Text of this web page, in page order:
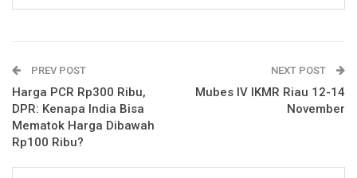
PREV POST
Harga PCR Rp300 Ribu,
DPR: Kenapa India Bisa
Mematok Harga Dibawah
Rp100 Ribu?
NEXT POST
Mubes IV IKMR Riau 12-14
November